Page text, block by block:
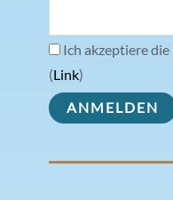
Ich akzeptiere
(Link)